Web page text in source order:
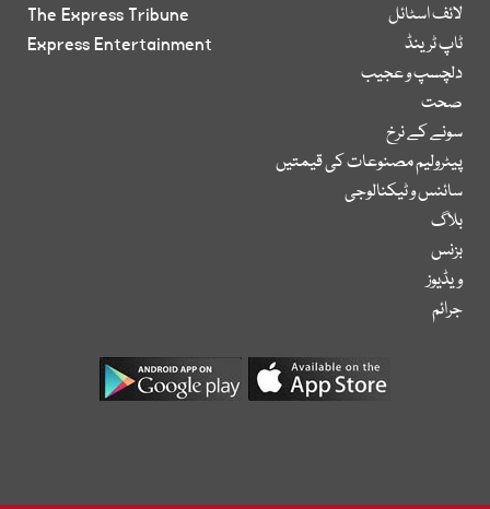
لائف اسٹائل
ٹاپ ٹرینڈ
دلچسپ و عجیب
صحت
سونے کے نرخ
پیٹرولیم مصنوعات کی قیمتیں
سائنس و ٹیکنالوجی
بلاگ
بزنس
ویڈیوز
جرائم
The Express Tribune
Express Entertainment